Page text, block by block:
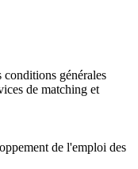
conditions générales
de matching et
de l'emploi des